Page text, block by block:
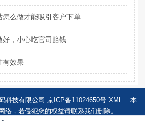
怎么做才能吸引客户下单
好，小心吃官司赔钱
有效果
科技有限公司 京ICP备11024650号 XML
本
络，若侵犯您的权益请联系我们删除。